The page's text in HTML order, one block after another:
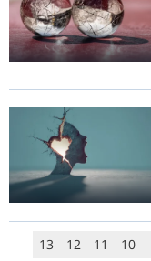
10
11
12
13